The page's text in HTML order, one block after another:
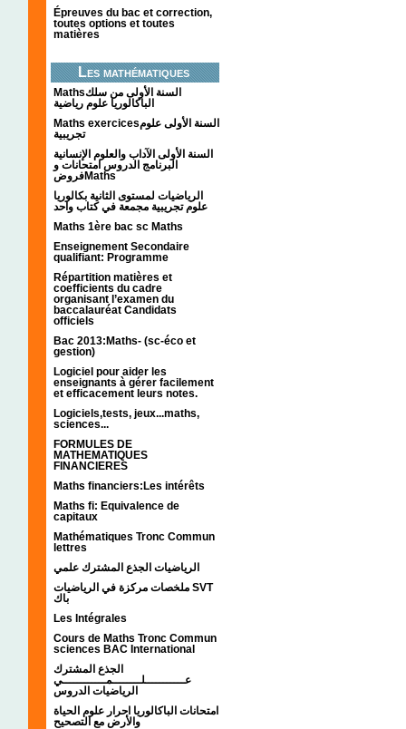
Épreuves du bac et correction,
toutes options et toutes
matières
Les mathématiques
Mathsالسنة الأولى من سلك
الباكالوريا علوم رياضية
Maths exercicesالسنة الأولى علوم
تجريبية
السنة الأولى الآداب والعلوم الإنسانية
البرنامج الدروس امتحانات و
فروضMaths
الرياضيات لمستوى الثانية بكالوريا
علوم تجريبية مجمعة في كتاب واحد
Maths 1ère bac sc Maths
Enseignement Secondaire
qualifiant: Programme
Répartition matières et
coefficients du cadre
organisant l’examen du
baccalauréat Candidats
officiels
Bac 2013:Maths- (sc-éco et
gestion)
Logiciel pour aider les
enseignants à gérer facilement
et efficacement leurs notes.
Logiciels,tests, jeux...maths,
sciences...
FORMULES DE
MATHEMATIQUES
FINANCIERES
Maths financiers:Les intérêts
Maths fi: Equivalence de
capitaux
Mathématiques Tronc Commun
lettres
الرياضيات الجذع المشترك علمي
ملخصات مركزة في الرياضيات SVT
باك
Les Intégrales
Cours de Maths Tronc Commun
sciences BAC International
الجذع المشترك
عـــــــــــلــــــــمــــــــــــي
الرياضيات الدروس
امتحانات الباكالوريا احرار علوم الحياة
والأرض مع التصحيح